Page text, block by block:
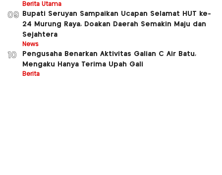
Berita Utama
09
Bupati Seruyan Sampaikan Ucapan Selamat HUT ke-
24 Murung Raya, Doakan Daerah Semakin Maju dan
Sejahtera
News
10
Pengusaha Benarkan Aktivitas Galian C Air Batu,
Mengaku Hanya Terima Upah Gali
Berita